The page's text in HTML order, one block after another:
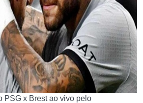
PSG x Brest ao vivo pelo